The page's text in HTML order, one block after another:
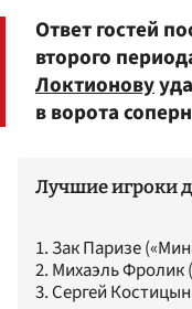
Ответ гостей
второго
Локтионову
в ворота
Лучшие игроки
1. Зак Паризе
2. Михаэль Фролик
3. Сергей